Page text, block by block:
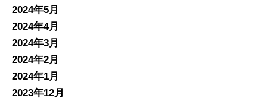
2024年5月
2024年4月
2024年3月
2024年2月
2024年1月
2023年12月